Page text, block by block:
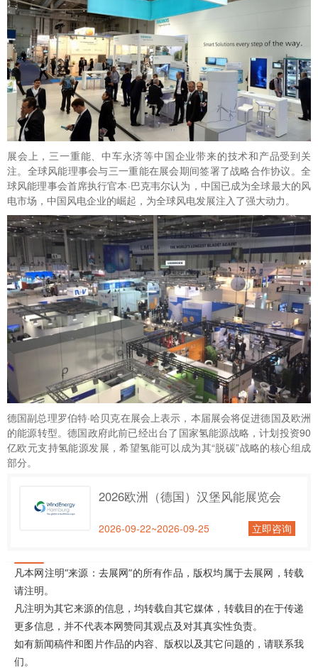
展会上，三一重能、中车永济等中国企业带来的技术和产品受到关
注。全球风能理事会与三一重能在展会期间签署了战略合作协议。全
球风能理事会首席执行官本·巴克韦尔认为，中国已成为全球最大的风
电市场，中国风电企业的崛起，为全球风电发展注入了强大动力。
德国副总理罗伯特·哈贝克在展会上表示，本届展会将促进德国及欧洲
的能源转型。德国政府此前已经出台了国家氢能源战略，计划投资90
亿欧元支持氢能源发展，希望氢能可以成为其“脱碳”战略的核心组成
部分。
2026欧洲（德国）汉堡风能展览会
2026-09-22~2026-09-25 立即咨询
凡本网注明“来源：去展网”的所有作品，版权均属于去展网，转载
请注明。
凡注明为其它来源的信息，均转载自其它媒体，转载目的在于传递
更多信息，并不代表本网赞同其观点及对其真实性负责。
如有新闻稿件和图片作品的内容、版权以及其它问题的，请联系我
们。